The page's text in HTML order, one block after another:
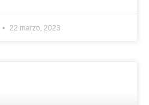
22 marzo, 2023